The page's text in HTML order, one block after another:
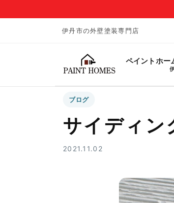
伊丹市の外壁塗装専門店
ペイントホー
ブログ
サイディン
2021.11.02